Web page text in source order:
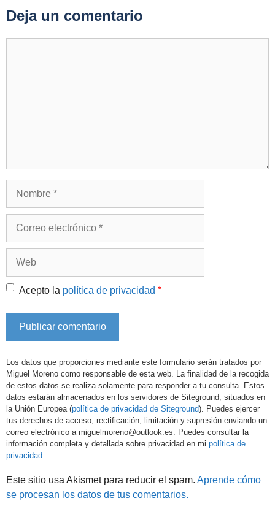
Deja un comentario
Acepto la política de privacidad *
Los datos que proporciones mediante este formulario serán tratados por
Miguel Moreno como responsable de esta web. La finalidad de la recogida
de estos datos se realiza solamente para responder a tu consulta. Estos
datos estarán almacenados en los servidores de Siteground, situados en
la Unión Europea (política de privacidad de Siteground). Puedes ejercer
tus derechos de acceso, rectificación, limitación y supresión enviando un
correo electrónico a miguelmoreno@outlook.es. Puedes consultar la
información completa y detallada sobre privacidad en mi política de
privacidad
Este sitio usa Akismet para reducir el spam. Aprende cómo
se procesan los datos de tus comentarios.